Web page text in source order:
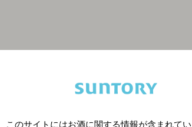
関連ページ
このサイトにはお酒に関する情報が含まれてい